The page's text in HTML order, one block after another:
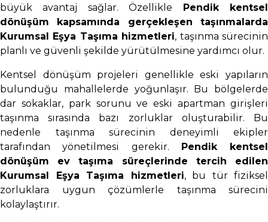
büyük avantaj sağlar. Özellikle Pendik kentsel
dönüşüm kapsamında gerçekleşen taşınmalarda
Kurumsal Eşya Taşıma hizmetleri, taşınma sürecinin
planlı ve güvenli şekilde yürütülmesine yardımcı olur.
Kentsel dönüşüm projeleri genellikle eski yapıların
bulunduğu mahallelerde yoğunlaşır. Bu bölgelerde
dar sokaklar, park sorunu ve eski apartman girişleri
taşınma sırasında bazı zorluklar oluşturabilir. Bu
nedenle taşınma sürecinin deneyimli ekipler
tarafından yönetilmesi gerekir. Pendik kentsel
dönüşüm ev taşıma süreçlerinde tercih edilen
Kurumsal Eşya Taşıma hizmetleri, bu tür fiziksel
zorluklara uygun çözümlerle taşınma sürecini
kolaylaştırır.